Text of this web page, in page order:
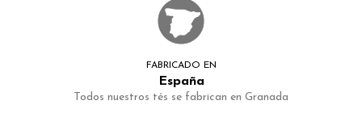
FABRICADO EN
España
Todos nuestros tés se fabrican en Granada